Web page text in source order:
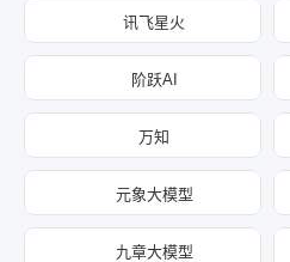
讯飞星火
阶跃AI
万知
元象大模型
九章大模型